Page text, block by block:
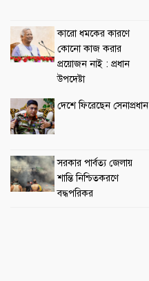
কারো ধমকের কারণে
কোনো কাজ করার
প্রয়োজন নাই : প্রধান
উপদেষ্টা
দেশে ফিরেছেন সেনাপ্রধান
সরকার পার্বত্য জেলায়
শান্তি নিশ্চিতকরণে
বদ্ধপরিকর